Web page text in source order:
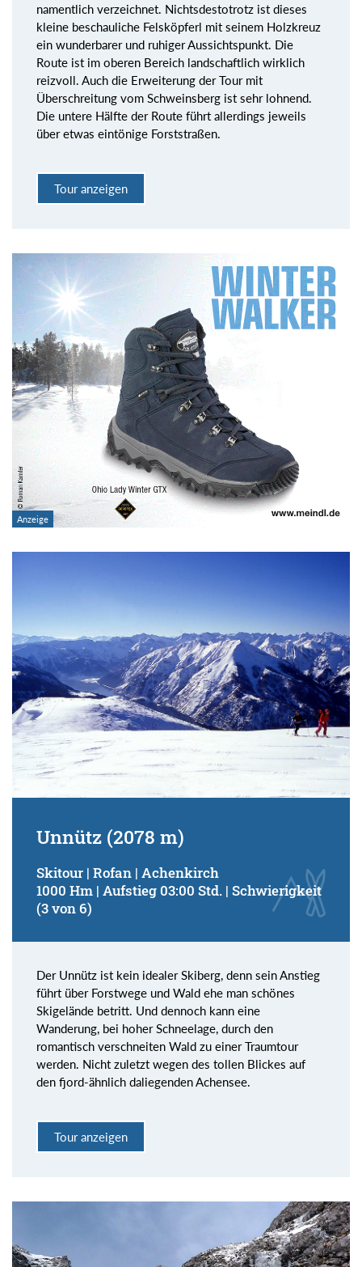
namentlich verzeichnet. Nichtsdestotrotz ist dieses
kleine beschauliche Felsköpferl mit seinem Holzkreuz
ein wunderbarer und ruhiger Aussichtspunkt. Die
Route ist im oberen Bereich landschaftlich wirklich
reizvoll. Auch die Erweiterung der Tour mit
Überschreitung vom Schweinsberg ist sehr lohnend.
Die untere Hälfte der Route führt allerdings jeweils
über etwas eintönige Forststraßen.
Tour anzeigen
Unnütz (2078 m)
Skitour | Rofan | Achenkirch
1000 Hm | Aufstieg 03:00 Std. | Schwierigkeit
(3 von 6)
Der Unnütz ist kein idealer Skiberg, denn sein Anstieg
führt über Forstwege und Wald ehe man schönes
Skigelände betritt. Und dennoch kann eine
Wanderung, bei hoher Schneelage, durch den
romantisch verschneiten Wald zu einer Traumtour
werden. Nicht zuletzt wegen des tollen Blickes auf
den fjord-ähnlich daliegenden Achensee.
Tour anzeigen